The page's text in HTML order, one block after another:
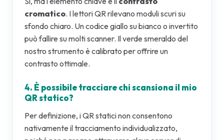
cromatico. I lettori QR rilevano moduli scuri su
sfondo chiaro. Un codice giallo su bianco o invertito
può fallire su molti scanner. Il verde smeraldo del
nostro strumento è calibrato per offrire un
contrasto ottimale.
4. È possibile tracciare chi scansiona il mio
QR statico?
Per definizione, i QR statici non consentono
nativamente il tracciamento individualizzato,